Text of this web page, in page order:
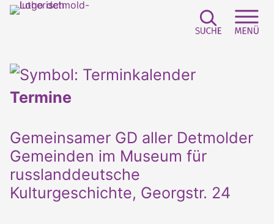
Termine
Gemeinsamer GD aller Detmolder
Gemeinden im Museum für
russlanddeutsche
Kulturgeschichte, Georgstr. 24